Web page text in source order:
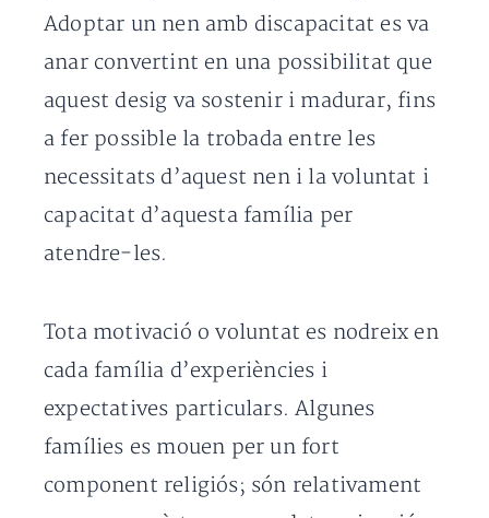
Adoptar un nen amb discapacitat es va
anar convertint en una possibilitat que
aquest desig va sostenir i madurar, fins
a fer possible la trobada entre les
necessitats d’aquest nen i la voluntat i
capacitat d’aquesta família per
atendre-les.
Tota motivació o voluntat es nodreix en
cada família d’experiències i
expectatives particulars. Algunes
famílies es mouen per un fort
component religiós; són relativament